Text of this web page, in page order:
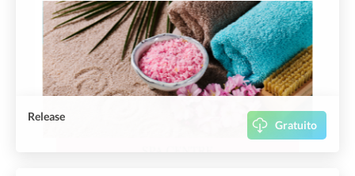
Release
Gratuito